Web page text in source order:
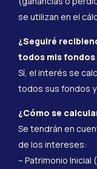
se utilizan en el
¿Seguiré
todos mis fondos
Sí, el interés se
todos sus fondos y
¿Cómo se
Se tendrán en
de los intereses:
– Patrimonio Inicial